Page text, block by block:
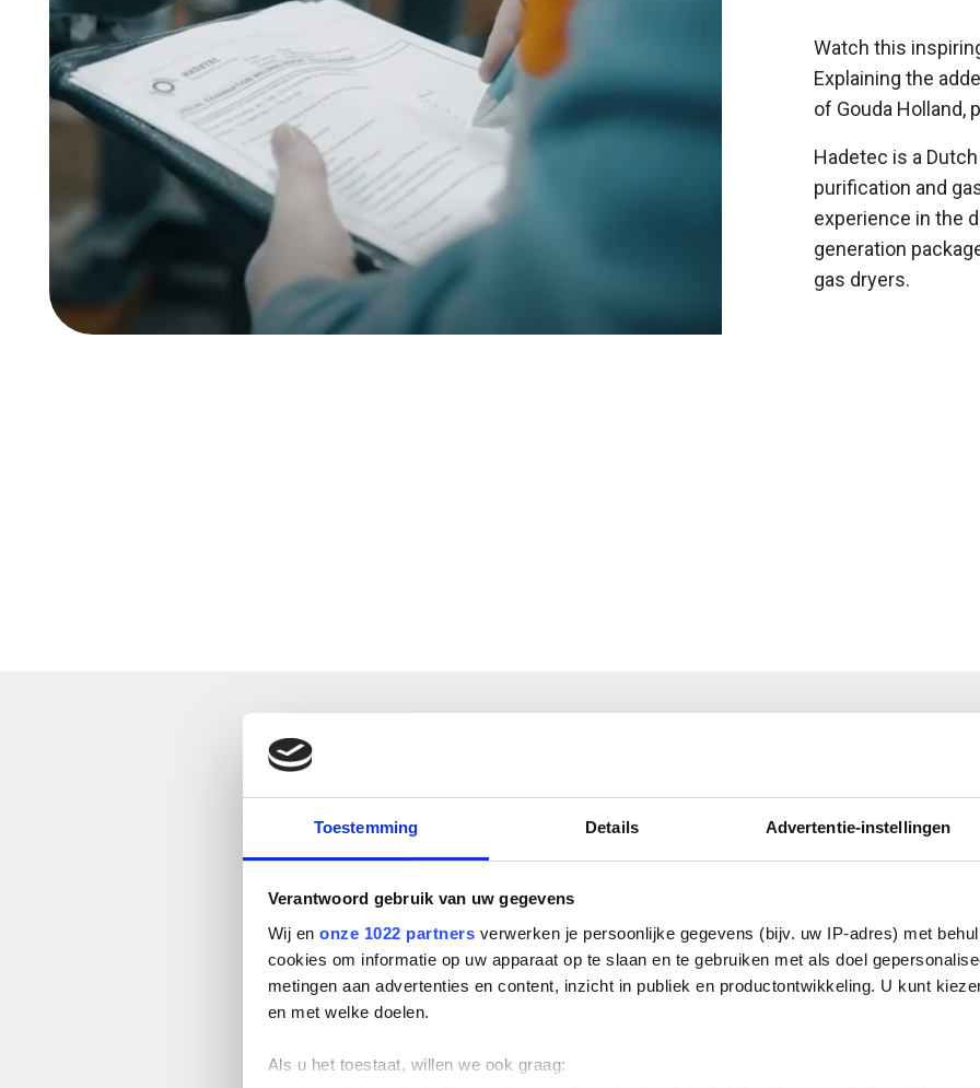
Toestemming Details Advertentie-instellingen
Verantwoord gebruik van uw gegevens
Wij en onze 1022 partners verwerken je persoonlijke gegevens (bijv. uw IP-adres) met
cookies om informatie op uw apparaat op te slaan en te gebruiken met als doel
metingen aan advertenties en content, inzicht in publiek en productontwikkeling. U kunt
en met welke doelen.
Als u het toestaat, willen we ook graag:
Watch this
Explaining the
of Gouda Holland,
Hadetec is a
purification and
experience in the
generation
gas dryers.